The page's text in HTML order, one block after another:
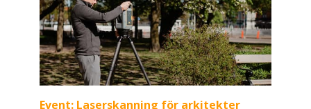
Event: Laserskanning för arkitekter